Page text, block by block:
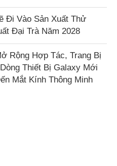
Đi Vào Sản Xuất Thử
Đại Trà Năm 2028
Rộng Hợp Tác, Trang Bị
Thiết Bị Galaxy Mới
Mắt Kính Thông Minh